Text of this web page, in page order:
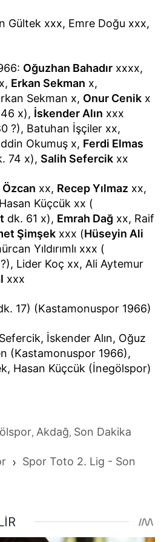
Gültek xxx, Emre Doğu xxx,
Oğuzhan Bahadır xxxx,
Erkan Sekman x,
Sekman x, Onur Cenik x
x), İskender Alın xxx
?), Batuhan İşçiler xx,
Okumuş x, Ferdi Elmas
74 x), Salih Sefercik xx
xx, Recep Yılmaz xx,
Küçcük xx (
dk. 61 x), Emrah Dağ xx, Raif
Şimşek xxx (Hüseyin Ali
Yıldırımlı xxx (
Lider Koç xx, Ali Aytemur
xxx
17) (Kastamonuspor 1966)
İskender Alın, Oğuz
(Kastamonuspor 1966),
Hasan Küçcük (İnegölspor)
, Akdağ, Son Dakika
› Spor Toto 2. Lig - Son